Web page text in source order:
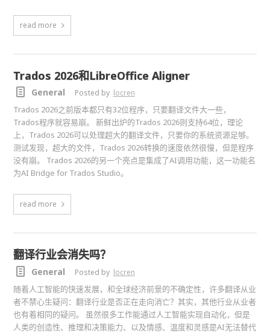
read more
Trados 2026和LibreOffice Aligner
General Posted by locren
Trados 2026之前版本都只有32位程序，只要翻译文件大一些，
Trados程序就容易崩。 新鲜出炉的Trados 2026则支持64位，理论
上，Trados 2026可以处理超大的翻译文件，只要你的系统资源足够。
测试发现，超大的文件，Trados 2026转换的速度依然很慢，但是程序
没有崩。 Trados 2026的另一个亮点是集成了AI调用功能，这一功能名
为AI Bridge for Trados Studio。
read more
翻译行业会消失吗？
General Posted by locren
随着人工智能的快速发展，和全球经济前景的不确定性，许多翻译从业
者不禁心生疑问：翻译行业是否正在走向消亡？其实，其他行业从业者
也有着相同的疑问。 虽然很多工作能通过人工智能实现自动化，但是
人类的创造性、推理和决策能力、以及情感、温度和灵感是AI无法替代